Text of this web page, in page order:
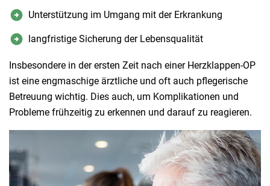
Unterstützung im Umgang mit der Erkrankung
langfristige Sicherung der Lebensqualität
Insbesondere in der ersten Zeit nach einer Herzklappen-OP
ist eine engmaschige ärztliche und oft auch pflegerische
Betreuung wichtig. Dies auch, um Komplikationen und
Probleme frühzeitig zu erkennen und darauf zu reagieren.